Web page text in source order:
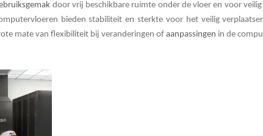
door vrij beschikbare ruimte onder de vloer en voor
bieden stabiliteit en sterkte voor het veilig
mate van flexibiliteit bij veranderingen of aanpassingen in de